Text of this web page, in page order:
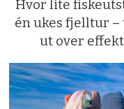
Hvor lite
én ukes fjelltur
ut over